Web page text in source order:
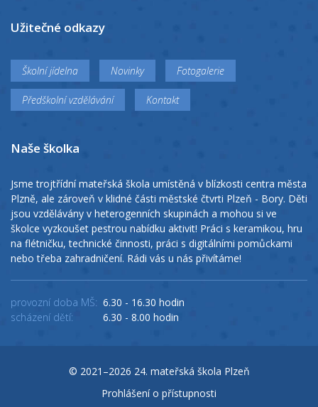
Užitečné odkazy
Školní jídelna Novinky Fotogalerie
Předškolní vzdělávání Kontakt
Naše školka
Jsme trojtřídní mateřská škola umístěná v blízkosti centra města
Plzně, ale zároveň v klidné části městské čtvrti Plzeň - Bory. Děti
jsou vzdělávány v heterogenních skupinách a mohou si ve
školce vyzkoušet pestrou nabídku aktivit! Práci s keramikou, hru
na flétničku, technické činnosti, práci s digitálními pomůckami
nebo třeba zahradničení. Rádi vás u nás přivítáme!
provozní doba MŠ: 6.30 - 16.30 hodin
scházení dětí:
6.30 - 8.00 hodin
© 2021–2026 24. mateřská škola Plzeň
Prohlášení o přístupnosti